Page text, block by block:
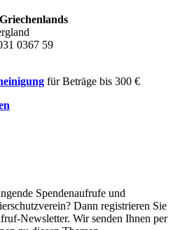
0367 59
für Beträge bis 300 €
Spendenaufrufe und
Dann registrieren Sie
Newsletter. Wir senden Ihnen per